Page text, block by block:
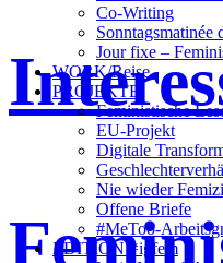
Co-Writing
Sonntagsmatinée
Jour fixe –
WORK/Reise
PROJEKTE
Feministische
EU-Projekt
Digitale
Nie wieder
Offene Briefe
#MeToo-
EDITION ≠igfem